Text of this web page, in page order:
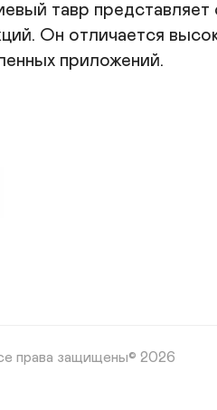
тавр представляет
Он отличается
приложений.
права защищены© 2026